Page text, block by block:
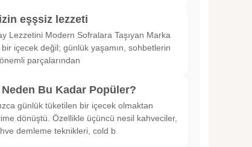
eşşsiz lezzeti
Lezzetini Modern Sofralara Taşıyan Marka
bir içecek değil; günlük yaşamın, sohbetlerin
parçalarından
Bu Kadar Popüler?
günlük tüketilen bir içecek olmaktan
dönüştü. Özellikle üçüncü nesil kahveciler,
demleme teknikleri, cold b